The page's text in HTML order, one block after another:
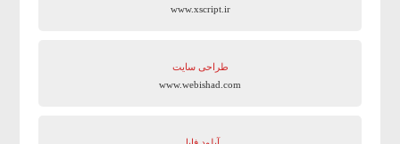
www.xscript.ir
طراحی سایت
www.webishad.com